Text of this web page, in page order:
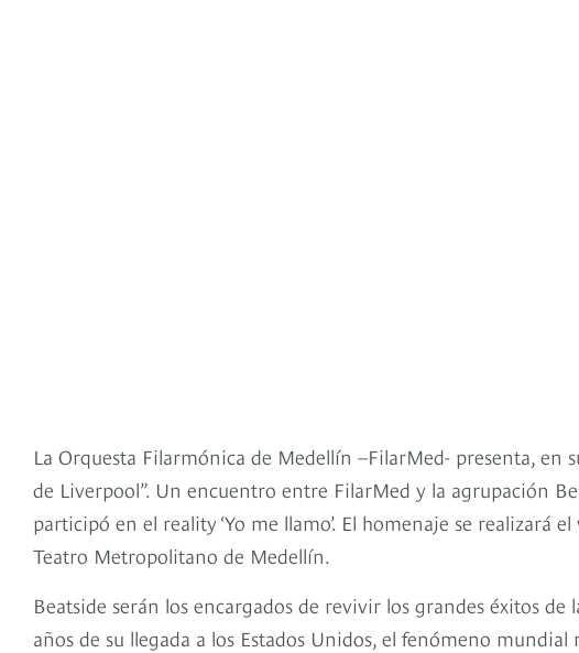
La Orquesta Filarmónica de Medellín –FilarMed- presenta, en
de Liverpool”. Un encuentro entre FilarMed y la agrupación
participó en el reality ‘Yo me llamo’. El homenaje se realizará
Teatro Metropolitano de Medellín.
Beatside serán los encargados de revivir los grandes éxitos
años de su llegada a los Estados Unidos, el fenómeno mundial